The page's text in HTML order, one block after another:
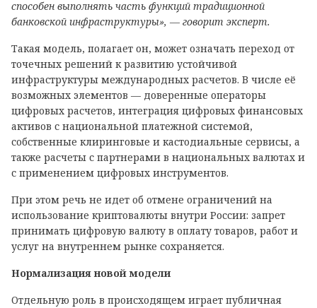
способен выполнять часть функций традиционной
банковской инфраструктуры», — говорит эксперт.
Такая модель, полагает он, может означать переход от
точечных решений к развитию устойчивой
инфраструктуры международных расчетов. В числе её
возможных элементов — доверенные операторы
цифровых расчетов, интеграция цифровых финансовых
активов с национальной платежной системой,
собственные клиринговые и кастодиальные сервисы, а
также расчеты с партнерами в национальных валютах и
с применением цифровых инструментов.
При этом речь не идет об отмене ограничений на
использование криптовалюты внутри России: запрет
принимать цифровую валюту в оплату товаров, работ и
услуг на внутреннем рынке сохраняется.
Нормализация новой модели
Отдельную роль в происходящем играет публичная